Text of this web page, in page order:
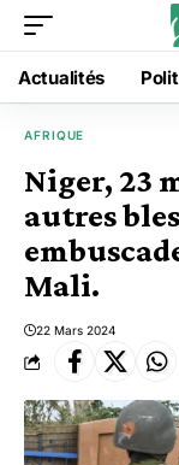
Actualités
AFRIQUE
Niger, 23
autres
Mali.
22 Mars 2024